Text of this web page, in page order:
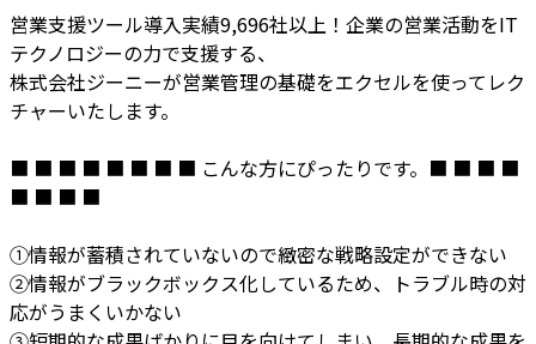
営業支援ツール導入実績9,696社以上！企業の営業活動をIT
テクノロジーの力で支援する、
株式会社ジーニーが営業管理の基礎をエクセルを使ってレク
チャーいたします。
■ ■ ■ ■ ■ ■ ■ ■ こんな方にぴったりです。■ ■ ■ ■
■ ■ ■ ■
①情報が蓄積されていないので緻密な戦略設定ができない
②情報がブラックボックス化しているため、トラブル時の対
応がうまくいかない